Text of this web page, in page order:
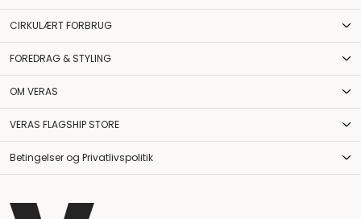
CIRKULÆRT FORBRUG
FOREDRAG & STYLING
OM VERAS
VERAS FLAGSHIP STORE
Betingelser og Privatlivspolitik